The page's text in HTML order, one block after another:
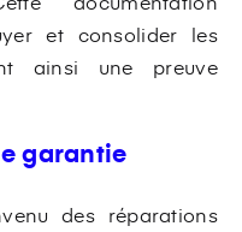
et consolider les
ainsi une preuve
garantie
des réparations